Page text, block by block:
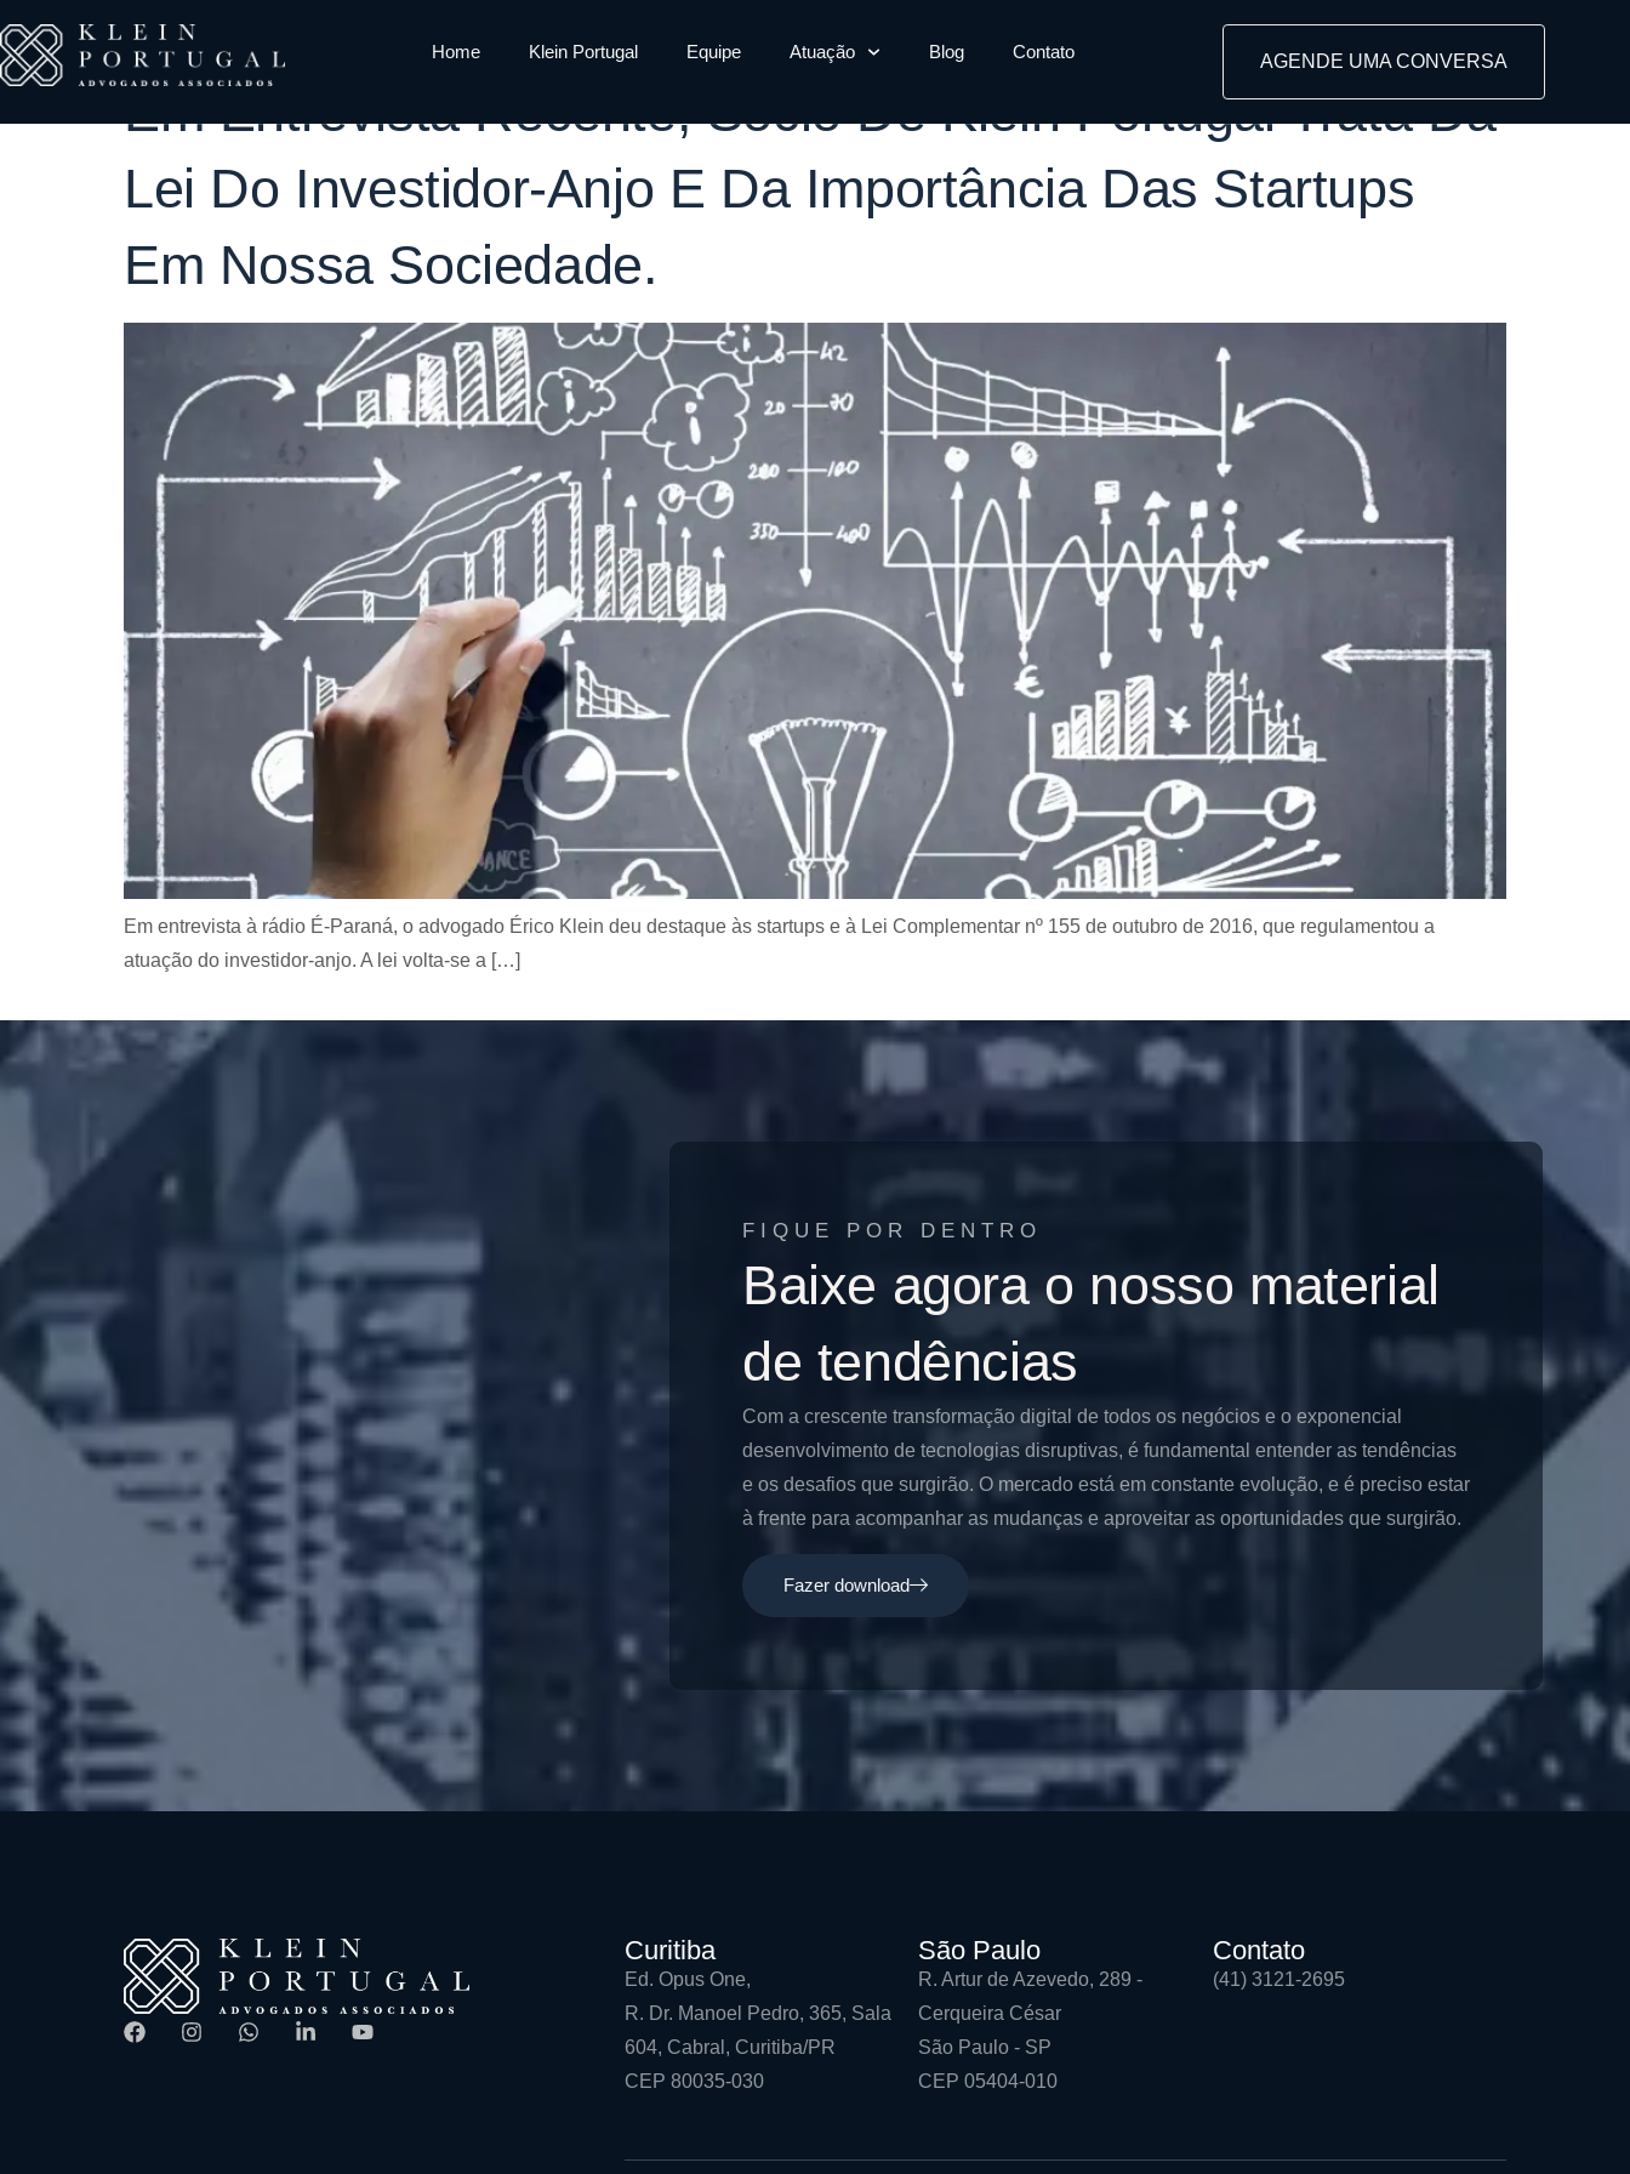
Home Klein Portugal Equipe Atuação Blog Contato AGENDE UMA CONVERSA
Em Entrevista Recente, Sócio De Klein Portugal Trata Da
Lei Do Investidor-Anjo E Da Importância Das Startups
Em Nossa Sociedade.
Em entrevista à rádio É-Paraná, o advogado Érico Klein deu destaque às startups e à Lei Complementar nº 155 de outubro de 2016, que regulamentou a
atuação do investidor-anjo. A lei volta-se a […]
FIQUE POR DENTRO
Baixe agora o nosso material
de tendências
Com a crescente transformação digital de todos os negócios e o exponencial
desenvolvimento de tecnologias disruptivas, é fundamental entender as tendências
e os desafios que surgirão. O mercado está em constante evolução, e é preciso estar
à frente para acompanhar as mudanças e aproveitar as oportunidades que surgirão.
Fazer download
Curitiba
Ed. Opus One,
R. Dr. Manoel Pedro, 365, Sala
604, Cabral, Curitiba/PR
CEP 80035-030
São Paulo
R. Artur de Azevedo, 289 -
Cerqueira César
São Paulo - SP
CEP 05404-010
Contato
(41) 3121-2695